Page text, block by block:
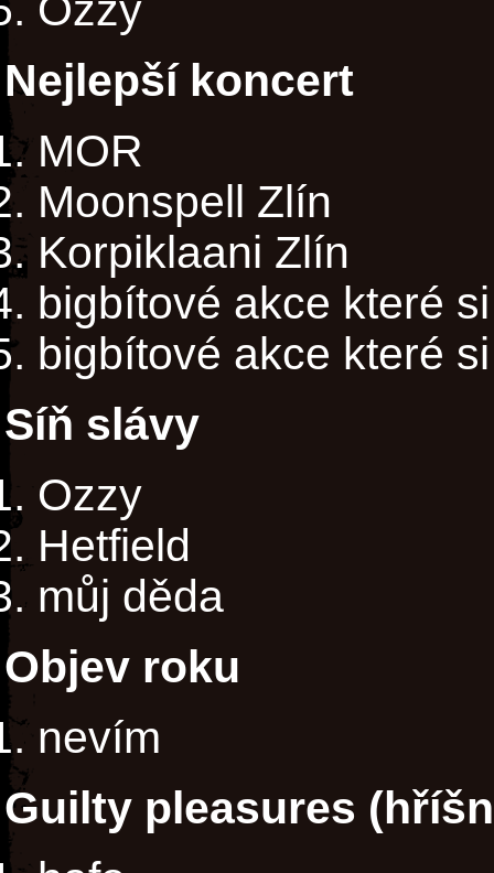
Nejlepší koncert
MOR
Moonspell Zlín
Korpiklaani Zlín
bigbítové akce které
bigbítové akce které
Síň slávy
Ozzy
Hetfield
můj děda
Objev roku
nevím
Guilty pleasures